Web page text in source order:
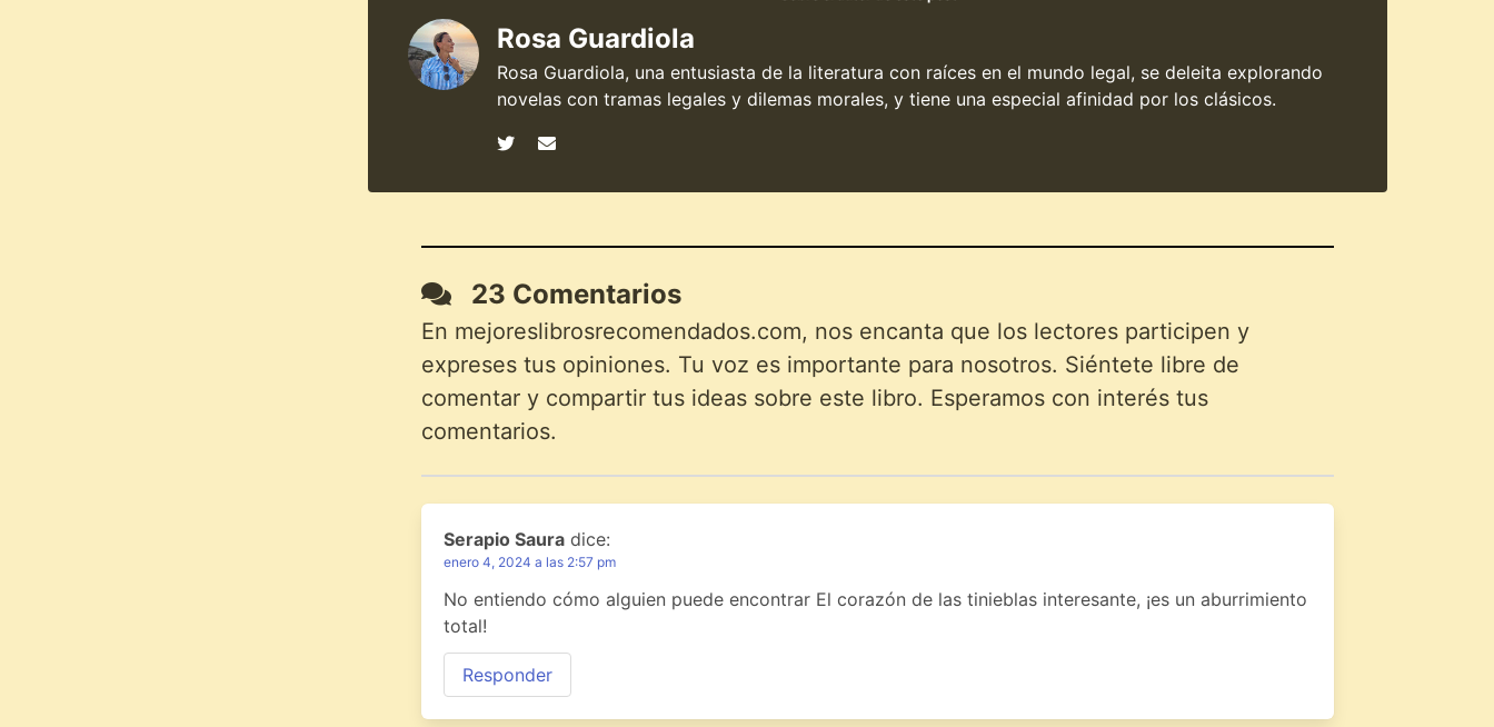
Rosa Guardiola
Rosa Guardiola, una entusiasta de la literatura con raíces en el mundo legal, se deleita explorando
novelas con tramas legales y dilemas morales, y tiene una especial afinidad por los clásicos.
23 Comentarios
En mejoreslibrosrecomendados.com, nos encanta que los lectores participen y
expreses tus opiniones. Tu voz es importante para nosotros. Siéntete libre de
comentar y compartir tus ideas sobre este libro. Esperamos con interés tus
comentarios.
Serapio Saura dice:
enero 4, 2024 a las 2:57 pm
No entiendo cómo alguien puede encontrar El corazón de las tinieblas interesante, ¡es un aburrimiento
total!
Responder